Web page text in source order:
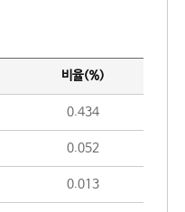
비율(%)
0.434
0.052
0.013